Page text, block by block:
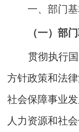
一、部门
（一）部
贯彻执行
方针政策和法
社会保障事业
人力资源和社